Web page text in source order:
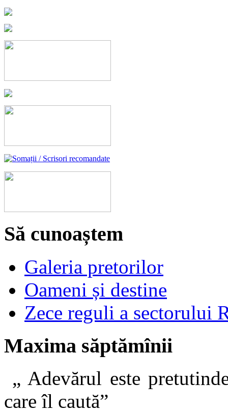
Să cunoaștem
Galeria pretorilor
Oameni și destine
Zece reguli a sectorului
Maxima săptămînii
„ Adevărul este
care îl